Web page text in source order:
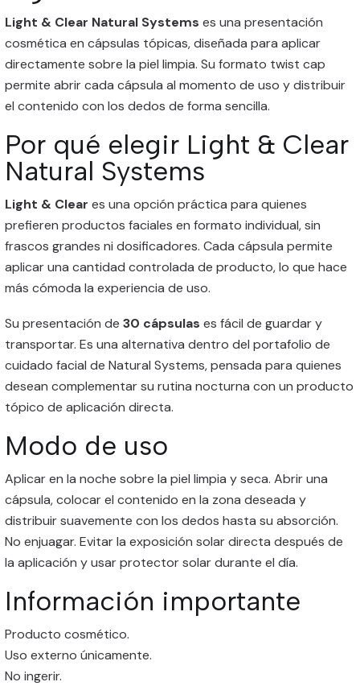
Light & Clear Natural Systems es una presentación
cosmética en cápsulas tópicas, diseñada para aplicar
directamente sobre la piel limpia. Su formato twist cap
permite abrir cada cápsula al momento de uso y distribuir
el contenido con los dedos de forma sencilla.
Por qué elegir Light & Clear
Natural Systems
Light & Clear es una opción práctica para quienes
prefieren productos faciales en formato individual, sin
frascos grandes ni dosificadores. Cada cápsula permite
aplicar una cantidad controlada de producto, lo que hace
más cómoda la experiencia de uso.
Su presentación de 30 cápsulas es fácil de guardar y
transportar. Es una alternativa dentro del portafolio de
cuidado facial de Natural Systems, pensada para quienes
desean complementar su rutina nocturna con un producto
tópico de aplicación directa.
Modo de uso
Aplicar en la noche sobre la piel limpia y seca. Abrir una
cápsula, colocar el contenido en la zona deseada y
distribuir suavemente con los dedos hasta su absorción.
No enjuagar. Evitar la exposición solar directa después de
la aplicación y usar protector solar durante el día.
Información importante
Producto cosmético.
Uso externo únicamente.
No ingerir.